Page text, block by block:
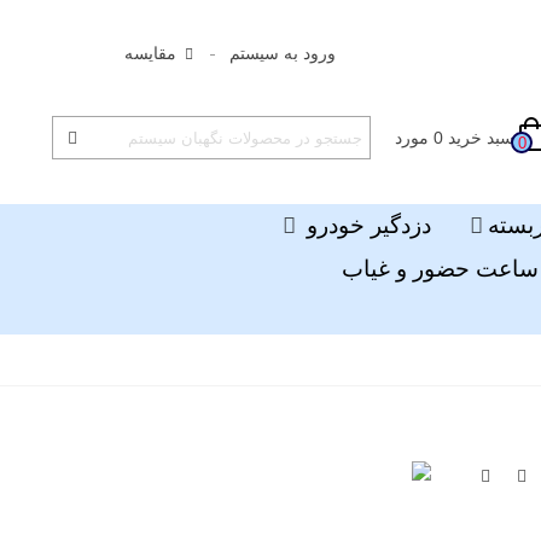
ورود به سیستم مقایسه
0 سبد خرید 0 مورد
دزدگیر خودرو
ساعت حضور و غیاب